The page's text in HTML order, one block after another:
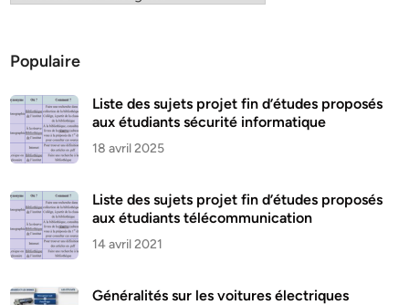
Populaire
Liste des sujets projet fin d’études proposés
aux étudiants sécurité informatique
18 avril 2025
Liste des sujets projet fin d’études proposés
aux étudiants télécommunication
14 avril 2021
Généralités sur les voitures électriques